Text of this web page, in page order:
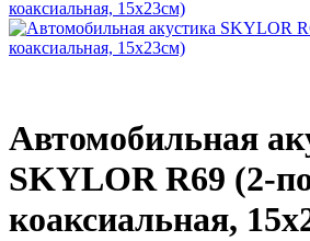
Автомобильная
SKYLOR R69 (2-
коаксиальная,